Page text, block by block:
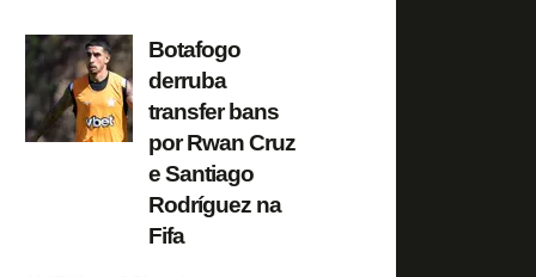
Botafogo
derruba
transfer bans
por Rwan Cruz
e Santiago
Rodríguez na
Fifa